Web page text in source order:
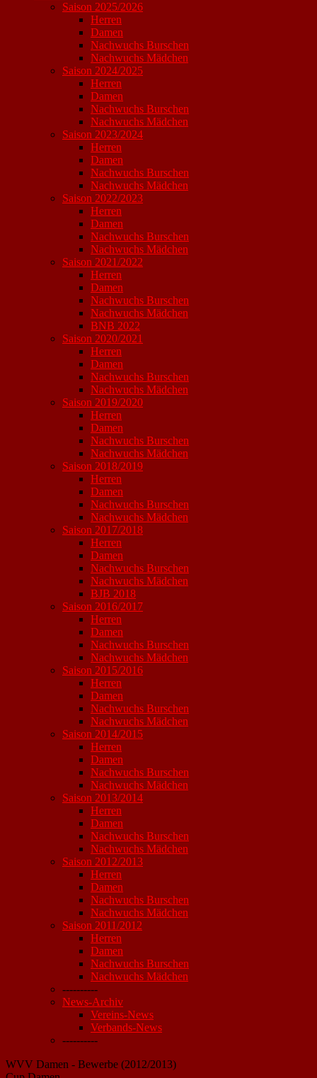
Saison 2025/2026
Herren
Damen
Nachwuchs Burschen
Nachwuchs Mädchen
Saison 2024/2025
Herren
Damen
Nachwuchs Burschen
Nachwuchs Mädchen
Saison 2023/2024
Herren
Damen
Nachwuchs Burschen
Nachwuchs Mädchen
Saison 2022/2023
Herren
Damen
Nachwuchs Burschen
Nachwuchs Mädchen
Saison 2021/2022
Herren
Damen
Nachwuchs Burschen
Nachwuchs Mädchen
BNB 2022
Saison 2020/2021
Herren
Damen
Nachwuchs Burschen
Nachwuchs Mädchen
Saison 2019/2020
Herren
Damen
Nachwuchs Burschen
Nachwuchs Mädchen
Saison 2018/2019
Herren
Damen
Nachwuchs Burschen
Nachwuchs Mädchen
Saison 2017/2018
Herren
Damen
Nachwuchs Burschen
Nachwuchs Mädchen
BJB 2018
Saison 2016/2017
Herren
Damen
Nachwuchs Burschen
Nachwuchs Mädchen
Saison 2015/2016
Herren
Damen
Nachwuchs Burschen
Nachwuchs Mädchen
Saison 2014/2015
Herren
Damen
Nachwuchs Burschen
Nachwuchs Mädchen
Saison 2013/2014
Herren
Damen
Nachwuchs Burschen
Nachwuchs Mädchen
Saison 2012/2013
Herren
Damen
Nachwuchs Burschen
Nachwuchs Mädchen
Saison 2011/2012
Herren
Damen
Nachwuchs Burschen
Nachwuchs Mädchen
----------
News-Archiv
Vereins-News
Verbands-News
----------
WVV Damen - Bewerbe (2012/2013)